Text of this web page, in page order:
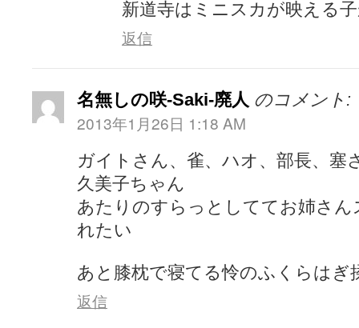
新道寺はミニスカが映える
返信
名無しの咲-Saki-廃人 のコメント:
2013年1月26日 1:18 AM
ガイトさん、雀、ハオ、部長、塞
久美子ちゃん
あたりのすらっとしててお姉さ
れたい
あと膝枕で寝てる怜のふくらはぎ
返信